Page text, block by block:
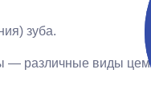
зуба.
различные виды